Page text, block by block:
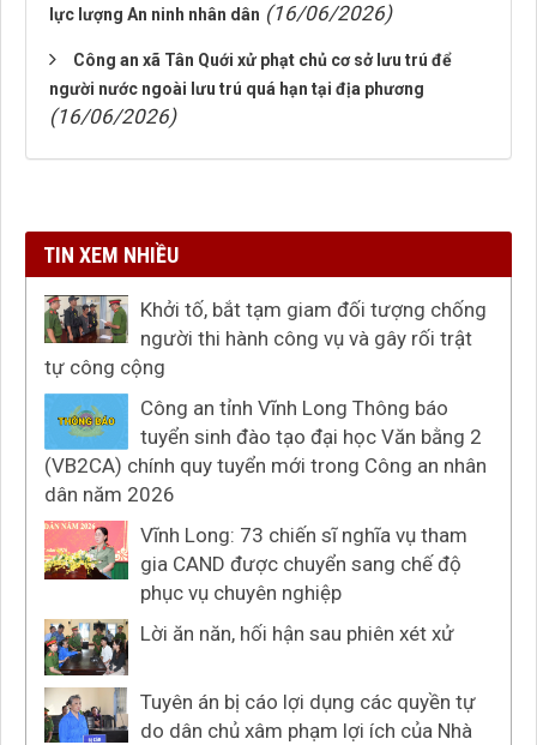
lực lượng An ninh nhân dân (16/06/2026)
Công an xã Tân Quới xử phạt chủ cơ sở lưu trú để
người nước ngoài lưu trú quá hạn tại địa phương
(16/06/2026)
TIN XEM NHIỀU
Khởi tố, bắt tạm giam đối tượng chống
người thi hành công vụ và gây rối trật
tự công cộng
Công an tỉnh Vĩnh Long Thông báo
tuyển sinh đào tạo đại học Văn bằng 2
(VB2CA) chính quy tuyển mới trong Công an nhân
dân năm 2026
Vĩnh Long: 73 chiến sĩ nghĩa vụ tham
gia CAND được chuyển sang chế độ
phục vụ chuyên nghiệp
Lời ăn năn, hối hận sau phiên xét xử
Tuyên án bị cáo lợi dụng các quyền tự
do dân chủ xâm phạm lợi ích của Nhà